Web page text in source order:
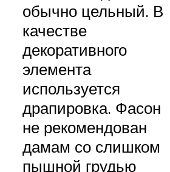
обычно цельный. В
качестве
декоративного
элемента
используется
драпировка. Фасон
не рекомендован
дамам со слишком
пышной грудью